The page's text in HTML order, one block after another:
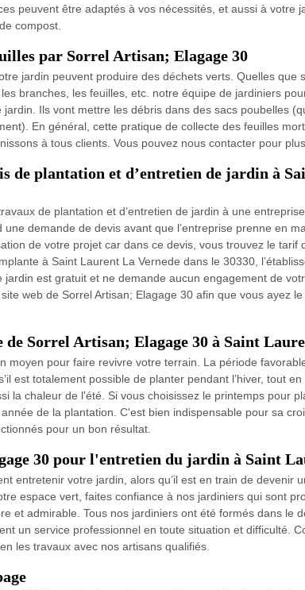
peuvent être adaptés à vos nécessités, et aussi à votre
compost.
par Sorrel Artisan; Elagage 30
jardin peuvent produire des déchets verts. Quelles que
branches, les feuilles, etc. notre équipe de jardiniers
Ils vont mettre les débris dans des sacs poubelles
En général, cette pratique de collecte des feuilles
à tous clients. Vous pouvez nous contacter pour
de plantation et d’entretien de jardin à
de plantation et d’entretien de jardin à une
une demande de devis avant que l’entreprise prenne en
de votre projet car dans ce devis, vous trouvez le tarif
à Saint Laurent La Vernede dans le 30330,
jardin est gratuit et ne demande aucun engagement de
web de Sorrel Artisan; Elagage 30 afin que vous ayez
Sorrel Artisan; Elagage 30 à Saint
moyen pour faire revivre votre terrain. La période
est totalement possible de planter pendant l’hiver, tout
la chaleur de l'été. Si vous choisissez le printemps pour
de la plantation. C'est bien indispensable pour sa
pour un bon résultat.
30 pour l'entretien du jardin à Saint
entretenir votre jardin, alors qu’il est en train de devenir
espace vert, faites confiance à nos jardiniers qui sont
et admirable. Tous nos jardiniers ont été formés dans le
un service professionnel en toute situation et difficulté.
les travaux avec nos artisans qualifiés.